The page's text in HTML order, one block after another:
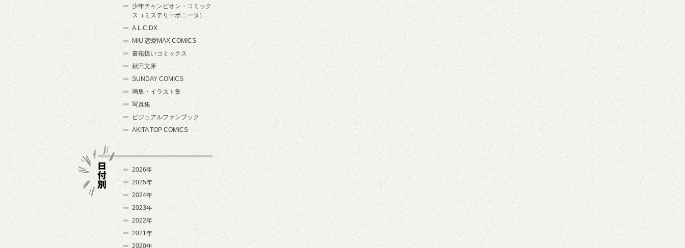
少年チャンピオン・コミック
ス（ミステリーボニータ）
A.L.C.DX
MIU 恋愛MAX COMICS
書籍扱いコミックス
秋田文庫
SUNDAY COMICS
画集・イラスト集
写真集
ビジュアルファンブック
AKITA TOP COMICS
2026年
2025年
2024年
2023年
2022年
2021年
2020年